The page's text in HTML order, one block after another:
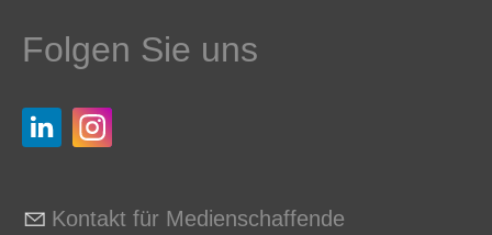
Folgen Sie uns
Kontakt für Medienschaffende